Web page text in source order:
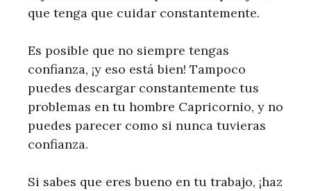
que tenga que cuidar constantemente.
Es posible que no siempre tengas
confianza, ¡y eso está bien! Tampoco
puedes descargar constantemente tus
problemas en tu hombre Capricornio, y no
puedes parecer como si nunca tuvieras
confianza.
Si sabes que eres bueno en tu trabajo, ¡haz